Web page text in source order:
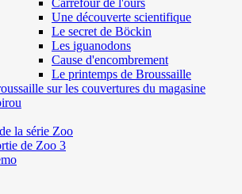
Une découverte scientifique
Le secret de Böckin
Les iguanodons
Cause d'encombrement
Le printemps de Broussaille
sur les couvertures du magasine
la série Zoo
de Zoo 3